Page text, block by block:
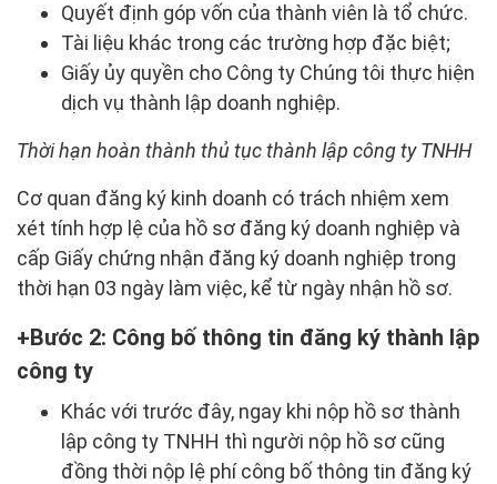
Quyết định góp vốn của thành viên là tổ chức.
Tài liệu khác trong các trường hợp đặc biệt;
Giấy ủy quyền cho Công ty Chúng tôi thực hiện
dịch vụ thành lập doanh nghiệp.
Thời hạn hoàn thành thủ tục thành lập công ty TNHH
Cơ quan đăng ký kinh doanh có trách nhiệm xem
xét tính hợp lệ của hồ sơ đăng ký doanh nghiệp và
cấp Giấy chứng nhận đăng ký doanh nghiệp trong
thời hạn 03 ngày làm việc, kể từ ngày nhận hồ sơ.
Bước 2: Công bố thông tin đăng ký thành lập
công ty
Khác với trước đây, ngay khi nộp hồ sơ thành
lập công ty TNHH thì người nộp hồ sơ cũng
đồng thời nộp lệ phí công bố thông tin đăng ký